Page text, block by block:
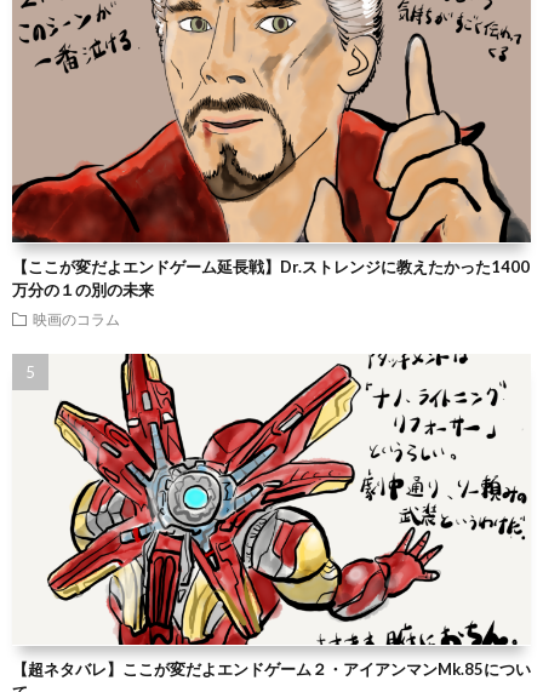
【ここが変だよエンドゲーム延長戦】Dr.ストレンジに教えたかった1400
万分の１の別の未来
映画のコラム
【超ネタバレ】ここが変だよエンドゲーム２・アイアンマンMk.85につい